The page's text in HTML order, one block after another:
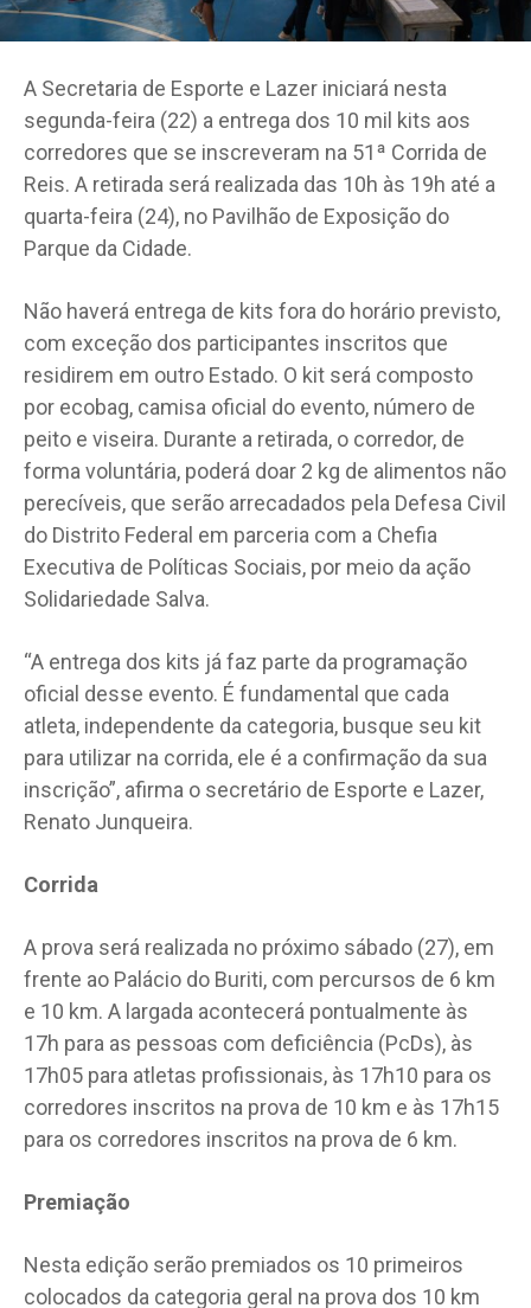
A Secretaria de Esporte e Lazer iniciará nesta
segunda-feira (22) a entrega dos 10 mil kits aos
corredores que se inscreveram na 51ª Corrida de
Reis. A retirada será realizada das 10h às 19h até a
quarta-feira (24), no Pavilhão de Exposição do
Parque da Cidade.
Não haverá entrega de kits fora do horário previsto,
com exceção dos participantes inscritos que
residirem em outro Estado. O kit será composto
por ecobag, camisa oficial do evento, número de
peito e viseira. Durante a retirada, o corredor, de
forma voluntária, poderá doar 2 kg de alimentos não
perecíveis, que serão arrecadados pela Defesa Civil
do Distrito Federal em parceria com a Chefia
Executiva de Políticas Sociais, por meio da ação
Solidariedade Salva.
“A entrega dos kits já faz parte da programação
oficial desse evento. É fundamental que cada
atleta, independente da categoria, busque seu kit
para utilizar na corrida, ele é a confirmação da sua
inscrição”, afirma o secretário de Esporte e Lazer,
Renato Junqueira.
Corrida
A prova será realizada no próximo sábado (27), em
frente ao Palácio do Buriti, com percursos de 6 km
e 10 km. A largada acontecerá pontualmente às
17h para as pessoas com deficiência (PcDs), às
17h05 para atletas profissionais, às 17h10 para os
corredores inscritos na prova de 10 km e às 17h15
para os corredores inscritos na prova de 6 km.
Premiação
Nesta edição serão premiados os 10 primeiros
colocados da categoria geral na prova dos 10 km